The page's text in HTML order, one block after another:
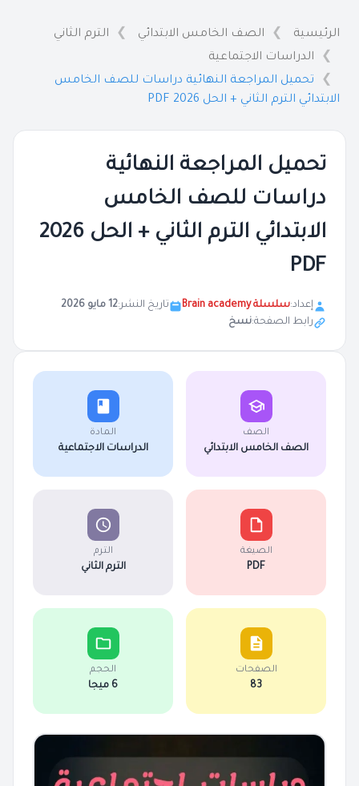
الرئيسية الصف الخامس الابتدائي
الترم الثاني
الدراسات الاجتماعية
تحميل المراجعة النهائية دراسات للصف الخامس
الابتدائي الترم الثاني + الحل 2026 PDF
تحميل المراجعة النهائية
دراسات للصف الخامس
الابتدائي الترم الثاني + الحل 2026
PDF
إعداد:سلسلة Brain academy تاريخ النشر:12 مايو 2026
رابط الصفحة:نسخ
الصف
الصف الخامس الابتدائي
المادة
الدراسات الاجتماعية
الصيغة
PDF
الترم
الترم الثاني
الصفحات
83
الحجم
6 ميجا